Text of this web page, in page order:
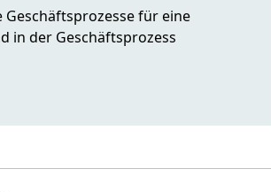
für eine
in der Geschäftsprozess